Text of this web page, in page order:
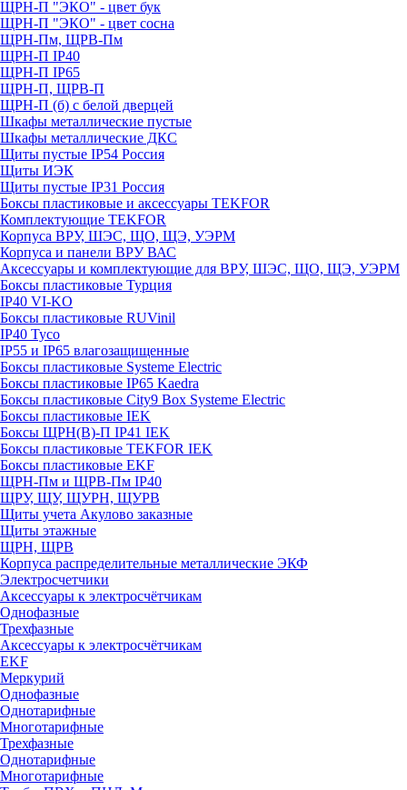
ЩРН-П "ЭКО" - цвет бук
ЩРН-П "ЭКО" - цвет сосна
ЩРН-Пм, ЩРВ-Пм
ЩРН-П IP40
ЩРН-П IP65
ЩРН-П, ЩРВ-П
ЩРН-П (б) с белой дверцей
Шкафы металлические пустые
Шкафы металлические ДКС
Щиты пустые IP54 Россия
Щиты ИЭК
Щиты пустые IP31 Россия
Боксы пластиковые и аксессуары TEKFOR
Комплектующие TEKFOR
Корпуса ВРУ, ШЭС, ЩО, ЩЭ, УЭРМ
Корпуса и панели ВРУ ВАС
Аксессуары и комплектующие для ВРУ, ШЭС, ЩО, ЩЭ, УЭРМ
Боксы пластиковые Турция
IP40 VI-KO
Боксы пластиковые RUVinil
IP40 Тусо
IP55 и IP65 влагозащищенные
Боксы пластиковые Systeme Electric
Боксы пластиковые IP65 Kaedra
Боксы пластиковые City9 Box Systeme Electric
Боксы пластиковые IEK
Боксы ЩРН(В)-П IP41 IEK
Боксы пластиковые TEKFOR IEK
Боксы пластиковые EKF
ЩРН-Пм и ЩРВ-Пм IP40
ЩРУ, ЩУ, ЩУРН, ЩУРВ
Щиты учета Акулово заказные
Щиты этажные
ЩРН, ЩРВ
Корпуса распределительные металлические ЭКФ
Электросчетчики
Аксессуары к электросчётчикам
Однофазные
Трехфазные
Аксессуары к электросчётчикам
EKF
Меркурий
Однофазные
Однотарифные
Многотарифные
Трехфазные
Однотарифные
Многотарифные